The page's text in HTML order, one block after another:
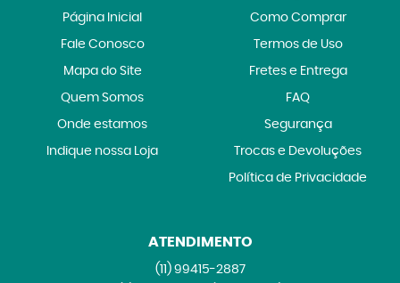
Página Inicial
Fale Conosco
Mapa do Site
Quem Somos
Onde estamos
Indique nossa Loja
Como Comprar
Termos de Uso
Fretes e Entrega
FAQ
Segurança
Trocas e Devoluções
Política de Privacidade
ATENDIMENTO
(11)99415-2887